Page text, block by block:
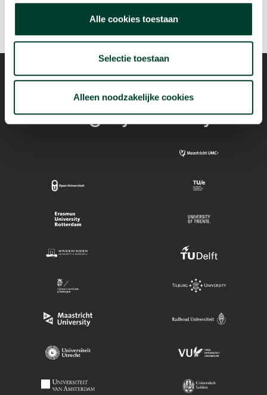
Alle cookies toestaan
Selectie toestaan
Alleen noodzakelijke cookies
Mogelijk dankzij